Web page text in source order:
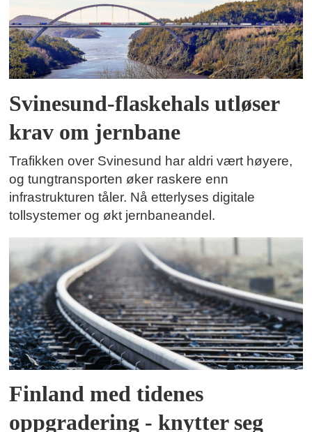
Svinesund-flaskehals utløser
krav om jernbane
Trafikken over Svinesund har aldri vært høyere,
og tungtransporten øker raskere enn
infrastrukturen tåler. Nå etterlyses digitale
tollsystemer og økt jernbaneandel.
Finland med tidenes
oppgradering - knytter seg